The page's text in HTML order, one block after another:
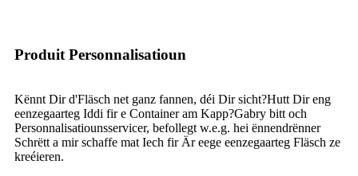
Produit Personnalisatioun
Kënnt Dir d'Fläsch net ganz fannen, déi Dir sicht?Hutt Dir eng
eenzegaarteg Iddi fir e Container am Kapp?Gabry bitt och
Personnalisatiounsservicer, befollegt w.e.g. hei ënnendrënner
Schrëtt a mir schaffe mat Iech fir Är eege eenzegaarteg Fläsch ze
kreéieren.